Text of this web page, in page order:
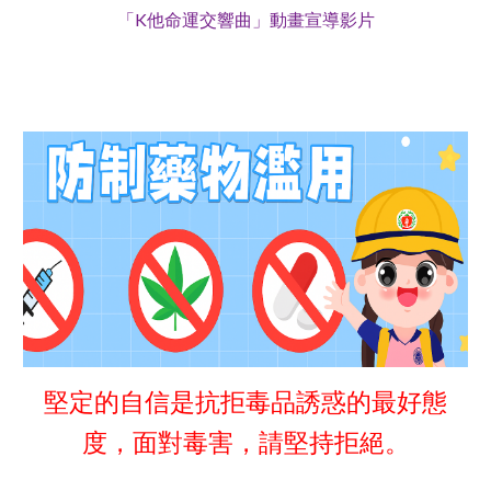
「K他命運交響曲」動畫宣導影片
堅定的自信是抗拒毒品誘惑的最好態
度，面對毒害，請堅持拒絕。